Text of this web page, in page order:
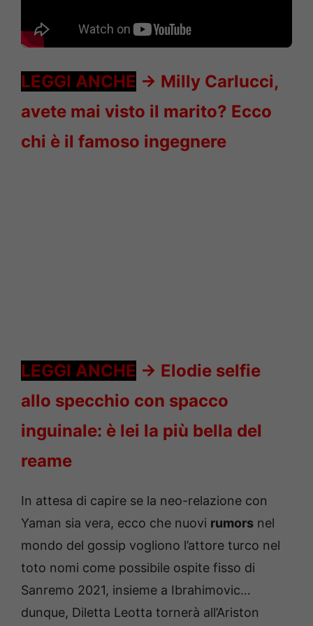
LEGGI ANCHE -> Milly Carlucci,
avete mai visto il marito? Ecco
chi è il famoso ingegnere
LEGGI ANCHE -> Elodie selfie
allo specchio con spacco
inguinale: è lei la più bella del
reame
In attesa di capire se la neo-relazione con
Yaman sia vera, ecco che nuovi rumors nel
mondo del gossip vogliono l’attore turco nel
toto nomi come possibile ospite fisso di
Sanremo 2021, insieme a Ibrahimovic…
dunque, Diletta Leotta tornerà all’Ariston